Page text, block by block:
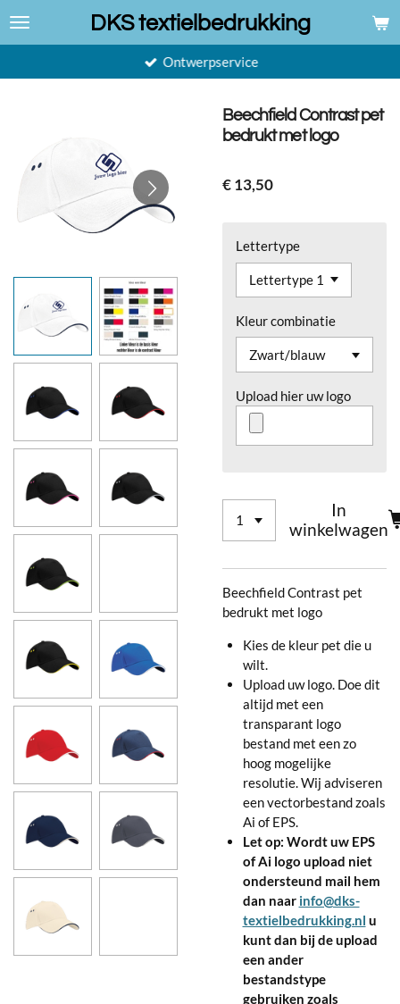
Ga
de
DKS textielbedrukking
Ontwerpservice
Beechfield Contrast pet
bedrukt met logo
€ 13,50
Lettertype
Kleur combinatie
Upload hier uw logo
In
winkelwagen
Beechfield Contrast pet
bedrukt met logo
Kies de kleur pet die u
wilt.
Upload uw logo. Doe dit
altijd met een
transparant logo
bestand met een zo
hoog mogelijke
resolutie. Wij adviseren
een vectorbestand zoals
Ai of EPS.
Let op: Wordt uw EPS
of Ai logo upload niet
ondersteund mail hem
dan naar info@dks-
textielbedrukking.nl u
kunt dan bij de upload
een ander
bestandstype
gebruiken zoals